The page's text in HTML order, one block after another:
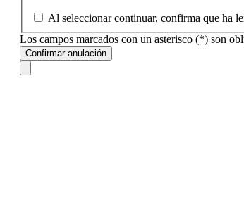
Al seleccionar continuar, confirma que ha
Los campos marcados con un asterisco (*) son
Confirmar anulación